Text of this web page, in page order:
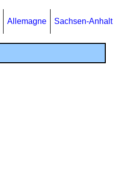
Allemagne Sachsen-Anhalt